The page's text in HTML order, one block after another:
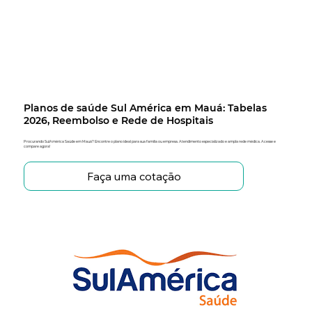
Planos de saúde Sul América em Mauá: Tabelas
2026, Reembolso e Rede de Hospitais
Procurando SulAmérica Saúde em Mauá? Encontre o plano ideal para sua família ou empresa. Atendimento especializado e ampla rede médica. Acesse e
compare agora!
Faça uma cotação